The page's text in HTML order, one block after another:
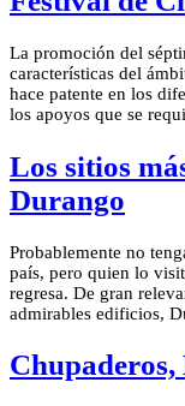
La promoción del
características del
hace patente en los
los apoyos que se
Los sitios
Durango
Probablemente no
país, pero quien lo
regresa. De gran
admirables edificios,